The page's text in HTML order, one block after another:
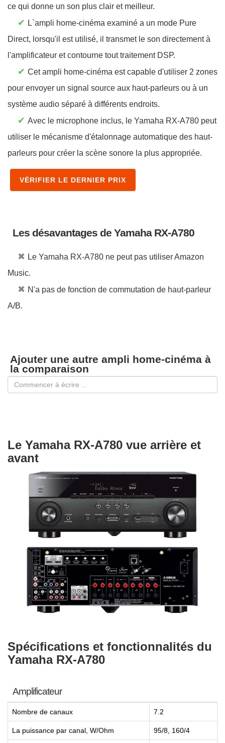
ce qui donne un son plus clair et meilleur.
✔ L`ampli home-cinéma examiné a un mode Pure
Direct, lorsqu'il est utilisé, il transmet le son directement à
l'amplificateur et contourne tout traitement DSP.
✔ Cet ampli home-cinéma est capable d'utiliser 2 zones
pour envoyer un signal source aux haut-parleurs ou à un
système audio séparé à différents endroits.
✔ Avec le microphone inclus, le Yamaha RX-A780 peut
utiliser le mécanisme d'étalonnage automatique des haut-
parleurs pour créer la scène sonore la plus appropriée.
VÉRIFIER LE DERNIER PRIX
Les désavantages de Yamaha RX-A780
✖ Le Yamaha RX-A780 ne peut pas utiliser Amazon
Music.
✖ N'a pas de fonction de commutation de haut-parleur
A/B.
Ajouter une autre ampli home-cinéma à
la comparaison
Le Yamaha RX-A780 vue arrière et
avant
Spécifications et fonctionnalités du
Yamaha RX-A780
Amplificateur
Nombre de canaux 7.2
La puissance par canal, W/Ohm 95/8, 160/4